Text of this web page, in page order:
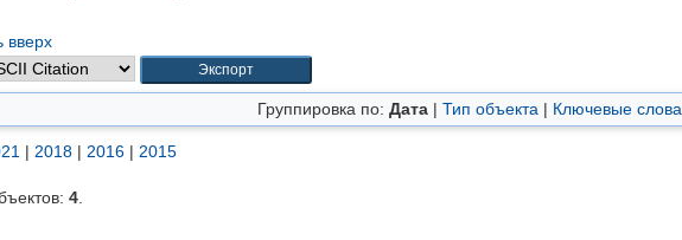
вверх
Группировка по: Дата | Тип объекта | Ключевые слова
| 2018 | 2016 | 2015
4